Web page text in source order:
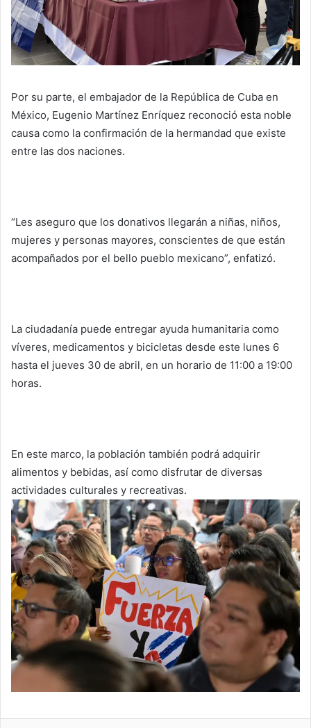
Por su parte, el embajador de la República de Cuba en
México, Eugenio Martínez Enríquez reconoció esta noble
causa como la confirmación de la hermandad que existe
entre las dos naciones.
“Les aseguro que los donativos llegarán a niñas, niños,
mujeres y personas mayores, conscientes de que están
acompañados por el bello pueblo mexicano”, enfatizó.
La ciudadanía puede entregar ayuda humanitaria como
víveres, medicamentos y bicicletas desde este lunes 6
hasta el jueves 30 de abril, en un horario de 11:00 a 19:00
horas.
En este marco, la población también podrá adquirir
alimentos y bebidas, así como disfrutar de diversas
actividades culturales y recreativas.